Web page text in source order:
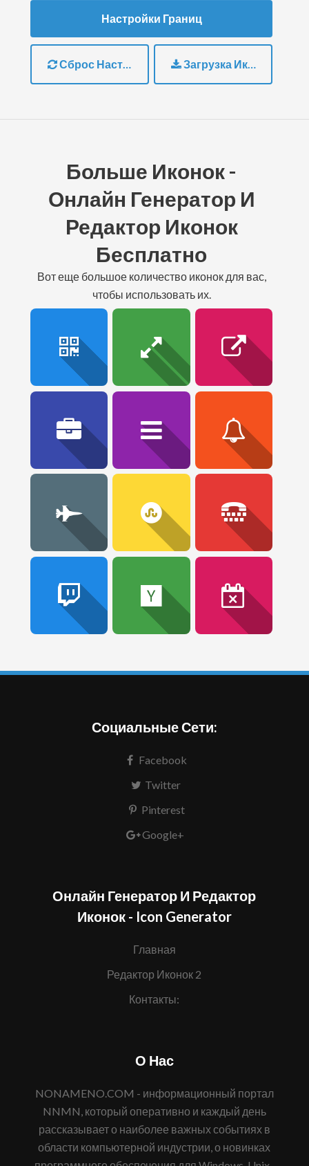
Настройки Границ
Сброс Настроек Загрузка Иконки
Больше Иконок -
Онлайн Генератор И
Редактор Иконок
Бесплатно
вот еще большое количество иконок для вас,
чтобы использовать их.
Социальные Сети:
Facebook
Twitter
Pinterest
Google+
Онлайн Генератор И Редактор
Иконок - Icon Generator
Главная
Редактор Иконок 2
Контакты:
О Нас
NONAMENO.COM - информационный портал
NNMN, который оперативно и каждый день
рассказывает о наиболее важных событиях в
области компьютерной индустрии, о новинках